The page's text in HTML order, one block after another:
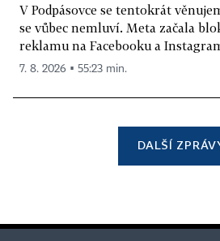
V Podpásovce se tentokrát
se vůbec nemluví. Meta začala
reklamu na Facebooku a
7. 8. 2026 ▪ 55:23 min.
DALŠÍ